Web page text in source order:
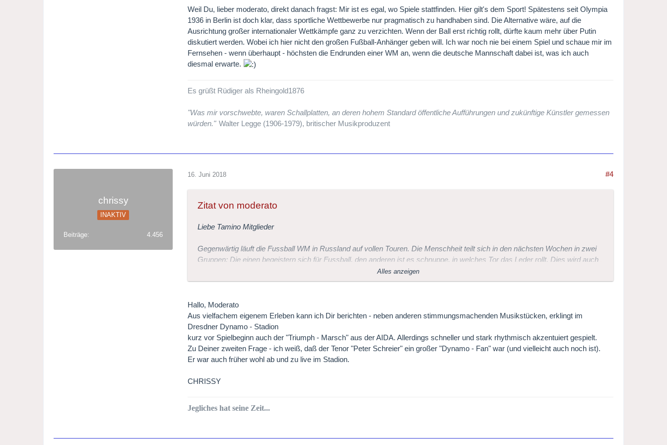
Weil Du, lieber moderato, direkt danach fragst: Mir ist es egal, wo Spiele stattfinden. Hier gilt's dem Sport! Spätestens seit Olympia
1936 in Berlin ist doch klar, dass sportliche Wettbewerbe nur pragmatisch zu handhaben sind. Die Alternative wäre, auf die
Ausrichtung großer internationaler Wettkämpfe ganz zu verzichten. Wenn der Ball erst richtig rollt, dürfte kaum mehr über Putin
diskutiert werden. Wobei ich hier nicht den großen Fußball-Anhänger geben will. Ich war noch nie bei einem Spiel und schaue mir im
Fernsehen - wenn überhaupt - höchsten die Endrunden einer WM an, wenn die deutsche Mannschaft dabei ist, was ich auch
diesmal erwarte.
Es grüßt Rüdiger als Rheingold1876
"Was mir vorschwebte, waren Schallplatten, an deren hohem Standard öffentliche Aufführungen und zukünftige Künstler gemessen
würden." Walter Legge (1906-1979), britischer Musikproduzent
chrissy
INAKTIV
Beiträge 4.456
16. Juni 2018 #4
Zitat von moderato
Liebe Tamino Mitglieder
Gegenwärtig läuft die Fussball WM in Russland auf vollen Touren. Die Menschheit teilt sich in den nächsten Wochen in zwei
Gruppen: Die einen begeistern sich für Fussball, den anderen ist es schnuppe, in welches Tor das Leder rollt. Dies wird auch
bei uns Mitgliedern so sein. Im Forum habe ich keinen Thread zu diesem Thema gefunden.
Kennt ihr klassische Musikstücke, die einen Bezug zum Fußball besitzen?
Gibt es Komponisten und Musiker, die bekennende Fussball-Fans sind oder waren?
Alles anzeigen
Hallo, Moderato
Aus vielfachem eigenem Erleben kann ich Dir berichten - neben anderen stimmungsmachenden Musikstücken, erklingt im
Dresdner Dynamo - Stadion
kurz vor Spielbeginn auch der "Triumph - Marsch" aus der AIDA. Allerdings schneller und stark rhythmisch akzentuiert gespielt.
Zu Deiner zweiten Frage - ich weiß, daß der Tenor "Peter Schreier" ein großer "Dynamo - Fan" war (und vielleicht auch noch ist).
Er war auch früher wohl ab und zu live im Stadion.
CHRISSY
Jegliches hat seine Zeit...